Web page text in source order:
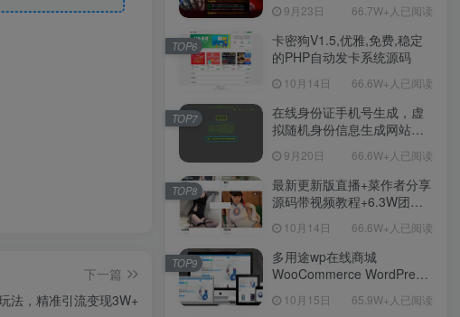
下一篇
法，精准引流变现3W+
Win服务端源码视频架设教
程！
9月23日 66.7W+人已阅读
卡密狗V1.5,优雅,免费,稳定
的PHP自动发卡系统源码
10月14日 66.6W+人已阅读
TOP6
在线身份证手机号生成，虚
拟随机身份信息生成网站源
9月20日 66.6W+人已阅读
TOP7
最新更新版直播+菜作者分享
源码带视频教程+6.3W团购
【源码+教程】
10月14日 66.6W+人已阅读
TOP8
多用途wp在线商城
WooCommerce WordPress
10月15日 65.9W+人已阅读
TOP9